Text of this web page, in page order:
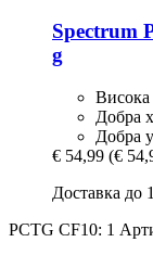
Spectrum
g
Висока
Добра
Добра
€ 54,99 (€
Доставка до
PCTG CF10: 1